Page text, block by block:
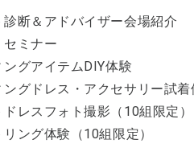
診断＆アドバイザー会場紹介
セミナー
ングアイテムDIY体験
ングドレス・アクセサリー試着
ドレスフォト撮影（10組限定）
ング体験（10組限定）